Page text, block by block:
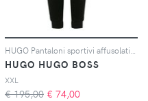
HUGO HUGO BOSS
XXL
€ 195,00 € 74,00